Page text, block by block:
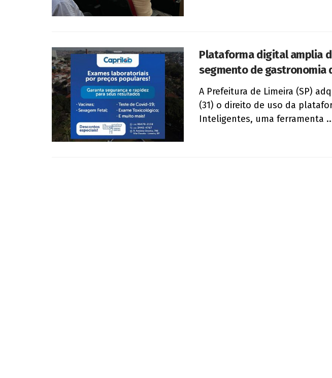
Plataforma digital amplia
segmento de gastronomia
A Prefeitura de Limeira (SP)
(31) o direito de uso da
Inteligentes, uma ferramenta